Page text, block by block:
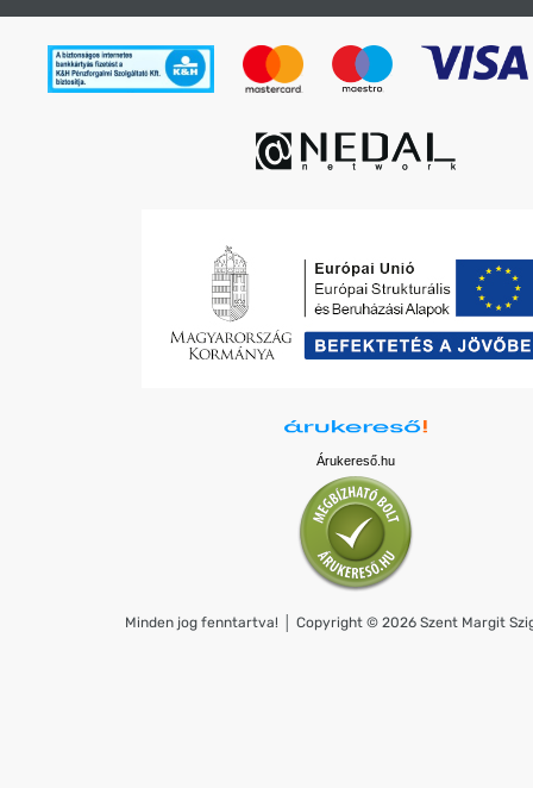
Árukereső.hu
Minden jog fenntartva! │ Copyright © 2026 Szent Margit